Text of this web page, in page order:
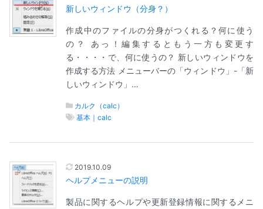
新しいウィンドウ（分身？）
作成中のファイルの分身がつくれる？何に使う
の？ あっ！編集するともう一方も変更す
る・・・・で、何に使うの？ 新しいウィンドウを
作成する方法 メニューバーの「ウィンドウ」-「新
しいウィンドウ」…
カルク（calc）
基本｜calc
2019.10.09
ヘルプメニューの説明
製品に関するヘルプや更新登録情報に関するメニ